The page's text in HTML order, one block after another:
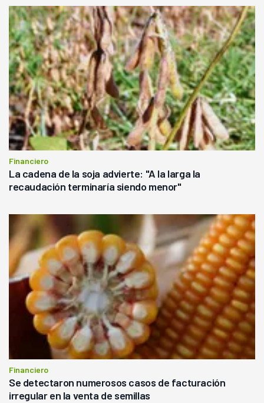
Financiero
La cadena de la soja advierte: "A la larga la
recaudación terminaría siendo menor"
Financiero
Se detectaron numerosos casos de facturación
irregular en la venta de semillas